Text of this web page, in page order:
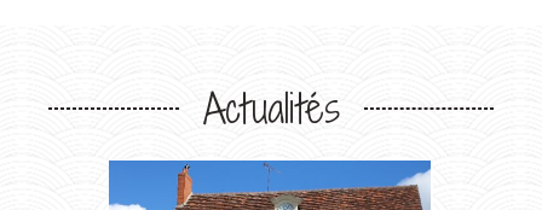
Actualités